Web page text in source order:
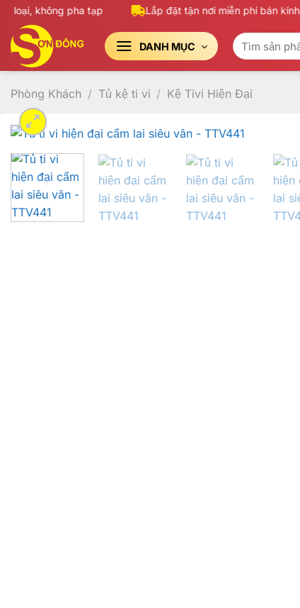
nội
dung
không pha tạp Lắp đặt tận nơi miễn phí bán kính
DANH MỤC
Tìm
kiếm:
Phòng Khách / Tủ kệ ti vi / Kệ Tivi Hiện Đại